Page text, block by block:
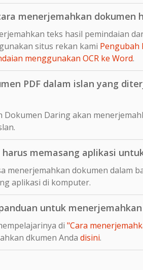
menerjemahkan dokumen
teks hasil pemindaian
situs rekan kami Pengubah
menggunakan OCR ke Word.
PDF dalam islan yang
Dokumen Daring akan
harus memasang aplikasi
menerjemahkan dokumen dalam
aplikasi di komputer.
untuk
di "Cara
dkumen Anda disini.